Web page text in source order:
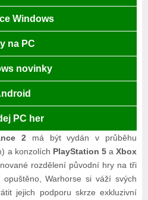
Windows
na PC
novinky
PC her
2má být vydán v průběhu
a konzolích PlayStation 5 aXbox
rozdělení původní hry na tři
Warhorse si váží svých
jejich podporu skrze exkluzivní